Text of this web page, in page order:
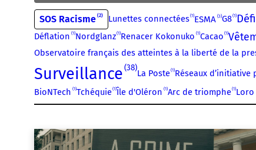
SOS Racisme 2 Lunettes connectées 1 ESMA 3 G8 1
Déflation 1 Nordglanz 1 Renacer Kokonuko 1 Cacao 1
Observatoire français des atteintes à la liberté de la
Surveillance 38
La Poste 1 Réseaux d’initiative
BioNTech 1 Tchéquie 1 Île d'Oléron 1 Arc de triomphe 1 Loro